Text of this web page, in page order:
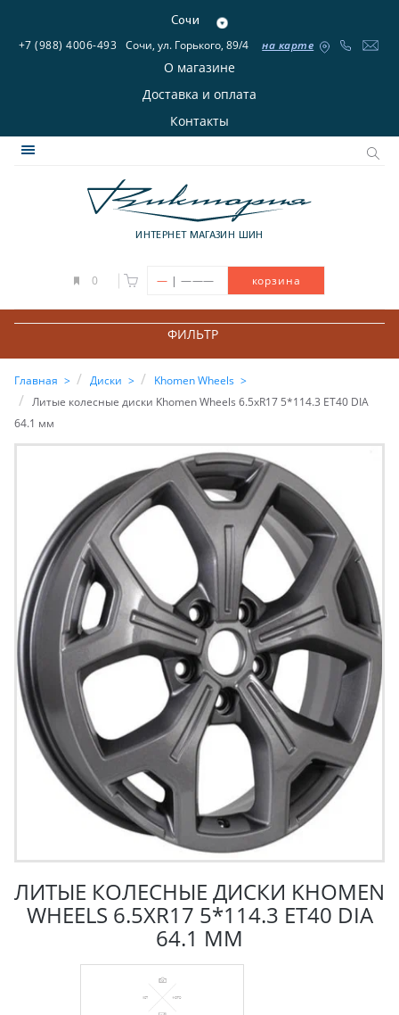
Сочи
+7 (988) 4006-493 Сочи, ул. Горького, 89/4 на карте
О магазине
Доставка и оплата
Контакты
ИНТЕРНЕТ МАГАЗИН ШИН
0 — | ——— корзина
ФИЛЬТР
Главная Диски
Khomen Wheels
Литые колесные диски Khomen Wheels 6.5xR17 5*114.3 ET40 DIA
64.1 мм
ЛИТЫЕ КОЛЕСНЫЕ ДИСКИ KHOMEN
WHEELS 6.5XR17 5*114.3 ET40 DIA
64.1 ММ